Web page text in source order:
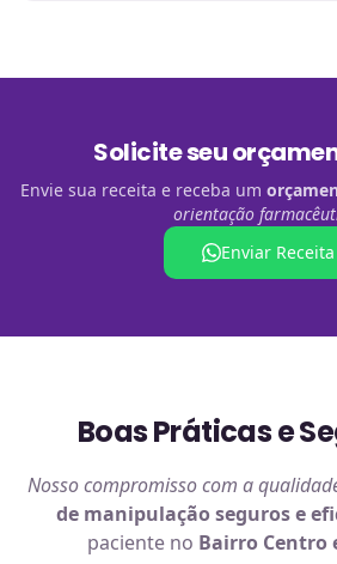
Solicite seu
Envie sua receita e receba um
orientação
Enviar Receita
Boas Práticas e
Nosso compromisso com a
de manipulaçãoseguros e
paciente no Bairro Centro